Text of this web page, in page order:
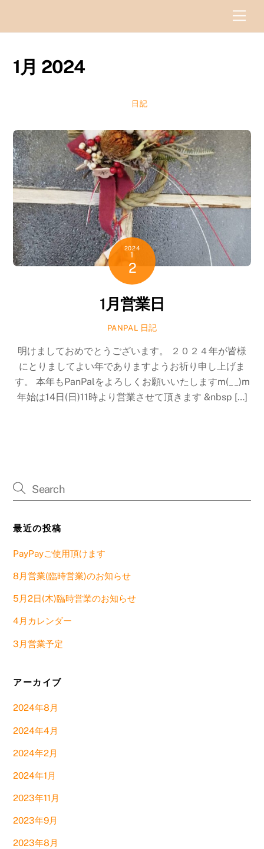
1月 2024
日記
2024
1
2
1月営業日
PANPAL 日記
明けましておめでとうございます。 ２０２４年が皆様
にとりましてよい年でありますようお祈り申し上げま
す。 本年もPanPalをよろしくお願いいたしますm(__)m
年始は14日(日)11時より営業させて頂きます &nbsp […]
最近の投稿
PayPayご使用頂けます
8月営業(臨時営業)のお知らせ
5月2日(木)臨時営業のお知らせ
4月カレンダー
3月営業予定
アーカイブ
2024年8月
2024年4月
2024年2月
2024年1月
2023年11月
2023年9月
2023年8月